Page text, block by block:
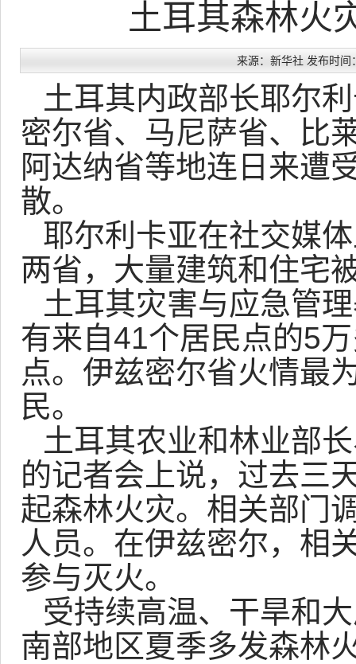
土耳其森林火
来源：新华社 发布时
土耳其内政部长耶尔
密尔省、马尼萨省、比
阿达纳省等地连日来遭
散。
耶尔利卡亚在社交媒
两省，大量建筑和住宅
土耳其灾害与应急管
有来自41个居民点的5
点。伊兹密尔省火情最
民。
土耳其农业和林业部
的记者会上说，过去三
起森林火灾。相关部门
人员。在伊兹密尔，相
参与灭火。
受持续高温、干旱和
南部地区夏季多发森林